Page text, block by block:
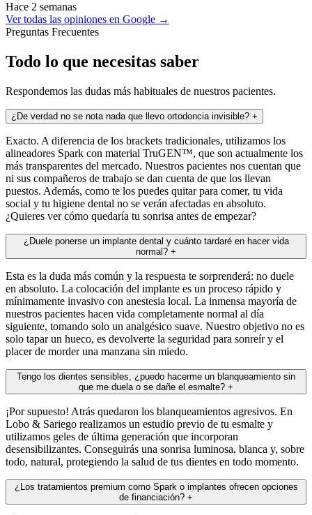
Hace 2 semanas
Ver todas las opiniones en Google →
Preguntas Frecuentes
Todo lo que necesitas saber
Respondemos las dudas más habituales de nuestros pacientes.
¿De verdad no se nota nada que llevo ortodoncia invisible? +
Exacto. A diferencia de los brackets tradicionales, utilizamos los
alineadores Spark con material TruGEN™, que son actualmente los
más transparentes del mercado. Nuestros pacientes nos cuentan que
ni sus compañeros de trabajo se dan cuenta de que los llevan
puestos. Además, como te los puedes quitar para comer, tu vida
social y tu higiene dental no se verán afectadas en absoluto.
¿Quieres ver cómo quedaría tu sonrisa antes de empezar?
¿Duele ponerse un implante dental y cuánto tardaré en hacer vida
normal? +
Esta es la duda más común y la respuesta te sorprenderá: no duele
en absoluto. La colocación del implante es un proceso rápido y
mínimamente invasivo con anestesia local. La inmensa mayoría de
nuestros pacientes hacen vida completamente normal al día
siguiente, tomando solo un analgésico suave. Nuestro objetivo no es
solo tapar un hueco, es devolverte la seguridad para sonreír y el
placer de morder una manzana sin miedo.
Tengo los dientes sensibles, ¿puedo hacerme un blanqueamiento sin
que me duela o se dañe el esmalte? +
¡Por supuesto! Atrás quedaron los blanqueamientos agresivos. En
Lobo & Sariego realizamos un estudio previo de tu esmalte y
utilizamos geles de última generación que incorporan
desensibilizantes. Conseguirás una sonrisa luminosa, blanca y, sobre
todo, natural, protegiendo la salud de tus dientes en todo momento.
¿Los tratamientos premium como Spark o implantes ofrecen opciones
de financiación? +